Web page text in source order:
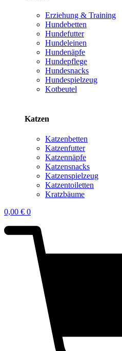
Erziehung & Training
Hundebetten
Hundefutter
Hundeleinen
Hundenäpfe
Hundepflege
Hundesnacks
Hundespielzeug
Kotbeutel
Katzen
Katzenbetten
Katzenfutter
Katzennäpfe
Katzensnacks
Katzenspielzeug
Katzentoiletten
Kratzbäume
0,00 € 0